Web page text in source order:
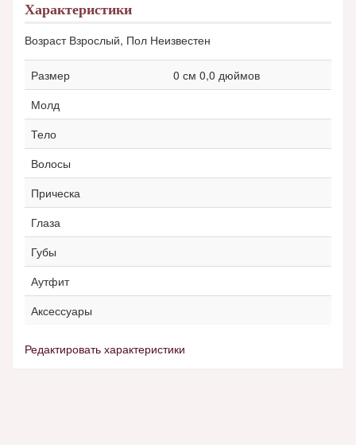
Характеристики
Возраст Взрослый, Пол Неизвестен
Размер
0 см 0,0 дюймов
Молд
Тело
Волосы
Прическа
Глаза
Губы
Аутфит
Аксессуары
Редактировать характеристики